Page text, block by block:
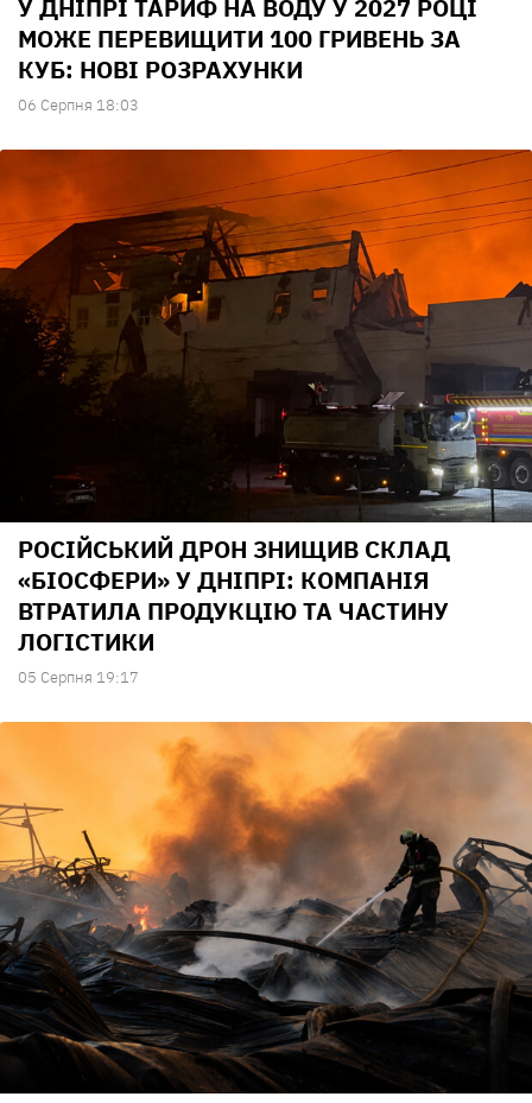
У ДНІПРІ ТАРИФ НА ВОДУ У 2027 РОЦІ
МОЖЕ ПЕРЕВИЩИТИ 100 ГРИВЕНЬ ЗА
КУБ: НОВІ РОЗРАХУНКИ
06 Серпня 18:03
РОСІЙСЬКИЙ ДРОН ЗНИЩИВ СКЛАД
«БІОСФЕРИ» У ДНІПРІ: КОМПАНІЯ
ВТРАТИЛА ПРОДУКЦІЮ ТА ЧАСТИНУ
ЛОГІСТИКИ
05 Серпня 19:17